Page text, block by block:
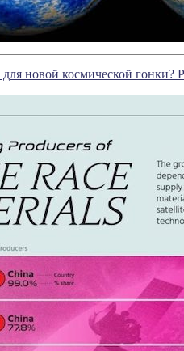
новой космической гонки?